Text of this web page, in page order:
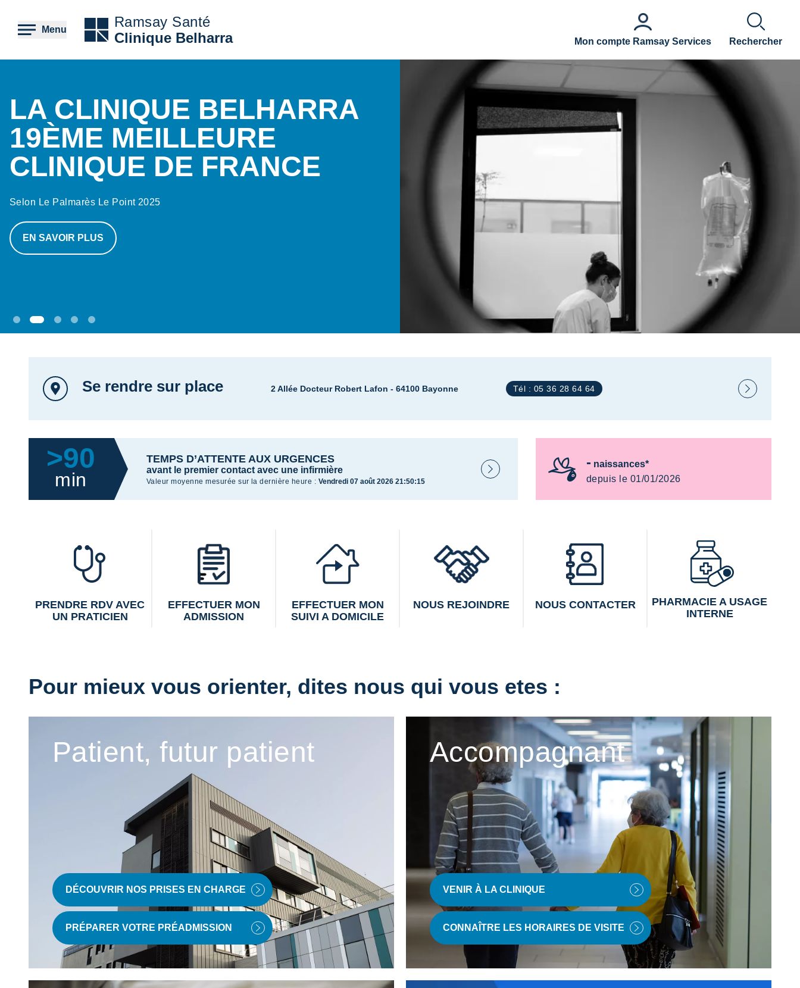
contenu
principal
Menu
Ramsay Santé
Clinique Belharra
Mon compte Ramsay Services Rechercher
LA CLINIQUE BELHARRA
19ÈME MEILLEURE
CLINIQUE DE FRANCE
Selon Le Palmarès Le Point 2025
EN SAVOIR PLUS
Se rendre sur place 2 Allée Docteur Robert Lafon - 64100 Bayonne Tél : 05 36 28 64 64
>90
min
TEMPS D’ATTENTE AUX URGENCES
avant le premier contact avec une infirmière
Valeur moyenne mesurée sur la dernière heure : Vendredi 07 août 2026 21:50:15
- naissances*
depuis le 01/01/2026
PRENDRE RDV AVEC
UN PRATICIEN
EFFECTUER MON
ADMISSION
EFFECTUER MON
SUIVI A DOMICILE
NOUS REJOINDRE NOUS CONTACTER
PHARMACIE A USAGE
INTERNE
Pour mieux vous orienter, dites nous qui vous etes :
Patient, futur patient
DÉCOUVRIR NOS PRISES EN CHARGE
PRÉPARER VOTRE PRÉADMISSION
Accompagnant
VENIR À LA CLINIQUE
CONNAÎTRE LES HORAIRES DE VISITE